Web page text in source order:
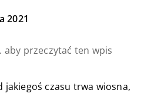
2021
aby przeczytać ten wpis
jakiegoś czasu trwa wiosna,